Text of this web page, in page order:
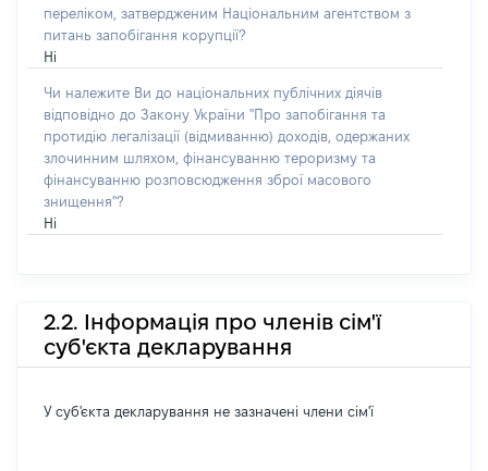
переліком, затвердженим Національним агентством з
питань запобігання корупції?
Ні
Чи належите Ви до національних публічних діячів
відповідно до Закону України "Про запобігання та
протидію легалізації (відмиванню) доходів, одержаних
злочинним шляхом, фінансуванню тероризму та
фінансуванню розповсюдження зброї масового
знищення"?
Ні
2.2. Інформація про членів сім'ї
суб'єкта декларування
У суб'єкта декларування не зазначені члени сім'ї